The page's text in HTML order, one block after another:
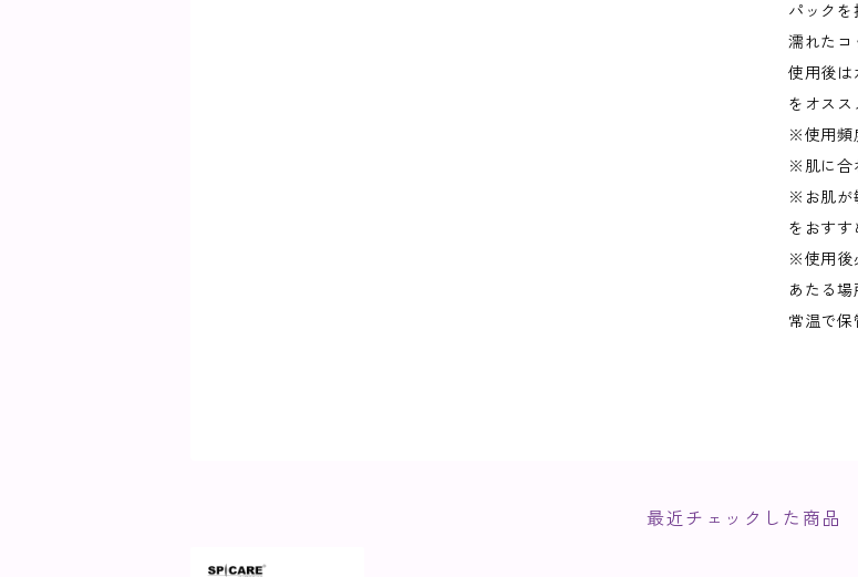
パックを
濡れたコ
使用後は
をオスス
※使用頻
※肌に合
※お肌が
をおすす
※使用後
あたる
常温で保
最近チェックした商品